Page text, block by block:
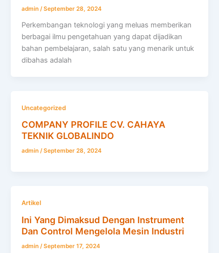
admin/September 28, 2024
Perkembangan teknologi yang meluas memberikan
berbagai ilmu pengetahuan yang dapat dijadikan
bahan pembelajaran, salah satu yang menarik untuk
dibahas adalah
Uncategorized
COMPANY PROFILE CV. CAHAYA
TEKNIK GLOBALINDO
admin/September 28, 2024
Artikel
Ini Yang Dimaksud Dengan Instrument
Dan Control Mengelola Mesin Industri
admin /September 17, 2024